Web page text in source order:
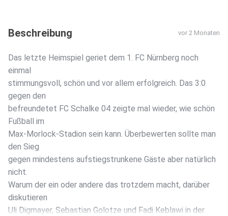
Beschreibung vor 2 Monaten
Das letzte Heimspiel geriet dem 1. FC Nürnberg noch
einmal
stimmungsvoll, schön und vor allem erfolgreich. Das 3:0
gegen den
befreundetet FC Schalke 04 zeigte mal wieder, wie schön
Fußball im
Max-Morlock-Stadion sein kann. Überbewerten sollte man
den Sieg
gegen mindestens aufstiegstrunkene Gäste aber natürlich
nicht.
Warum der ein oder andere das trotzdem macht, darüber
diskutieren
Uli Digmayer, Sebastian Golotze und Fadi Keblawi in der